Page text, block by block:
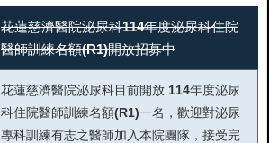
花蓮慈濟醫院泌尿科114年度泌尿科住院
醫師訓練名額(R1)開放招募中
花蓮慈濟醫院泌尿科目前開放 114年度泌尿
科住院醫師訓練名額(R1)一名，歡迎對泌尿
專科訓練有志之醫師加入本院團隊，接受完